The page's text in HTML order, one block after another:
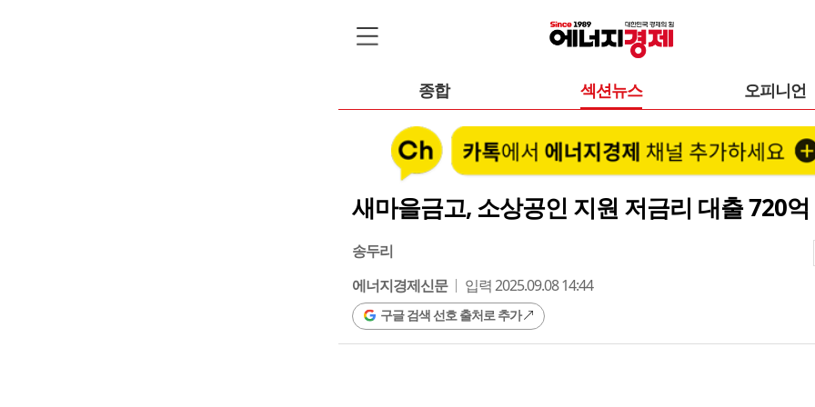
종합 섹션뉴스 오피니언
새마을금고, 소상공인 지원 저금리 대출 720
송두리
에너지경제신문
입력 2025.09.08 14:44
구글 검색 선호 출처로 추가